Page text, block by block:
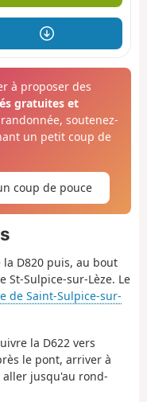
à proposer des
gratuites et
soutenez-
un petit coup de
coup de pouce
D820 puis, au bout
St-Sulpice-sur-Lèze. Le
de Saint-Sulpice-sur-
la D622 vers
le pont, arriver à
aller jusqu'au rond-